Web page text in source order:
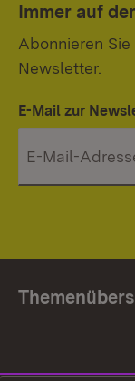
Immer auf
Abonnieren
Newsletter.
E-Mail zur